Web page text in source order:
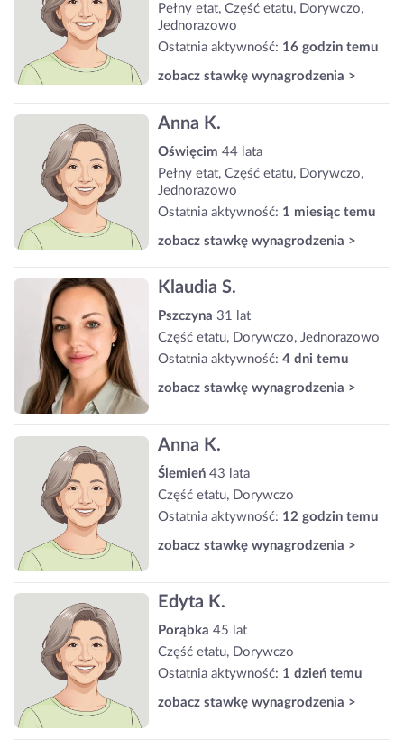
Pełny etat, Część etatu, Dorywczo,
Jednorazowo
Ostatnia aktywność: 16 godzin temu
zobacz stawkę wynagrodzenia >
Anna K.
Oświęcim 44 lata
Pełny etat, Część etatu, Dorywczo,
Jednorazowo
Ostatnia aktywność: 1 miesiąc temu
zobacz stawkę wynagrodzenia >
Klaudia S.
Pszczyna 31 lat
Część etatu, Dorywczo, Jednorazowo
Ostatnia aktywność: 4 dni temu
zobacz stawkę wynagrodzenia >
Anna K.
Ślemień 43 lata
Część etatu, Dorywczo
Ostatnia aktywność: 12 godzin temu
zobacz stawkę wynagrodzenia >
Edyta K.
Porąbka 45 lat
Część etatu, Dorywczo
Ostatnia aktywność: 1 dzień temu
zobacz stawkę wynagrodzenia >